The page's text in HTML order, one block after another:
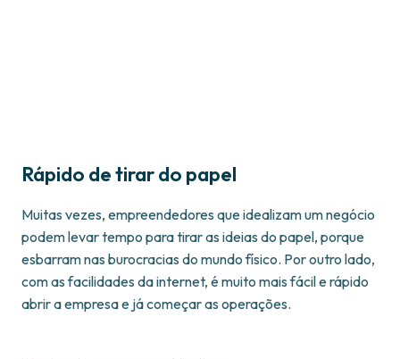
Rápido de tirar do papel
Muitas vezes, empreendedores que idealizam um negócio
podem levar tempo para tirar as ideias do papel, porque
esbarram nas burocracias do mundo físico. Por outro lado,
com as facilidades da internet, é muito mais fácil e rápido
abrir a empresa e já começar as operações.